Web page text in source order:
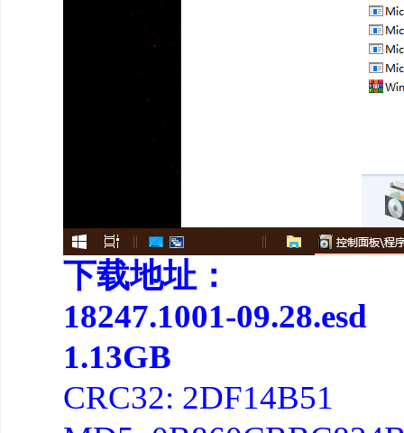
下载地址：
18247.1001-09.28.esd
1.13GB
CRC32: 2DF14B51